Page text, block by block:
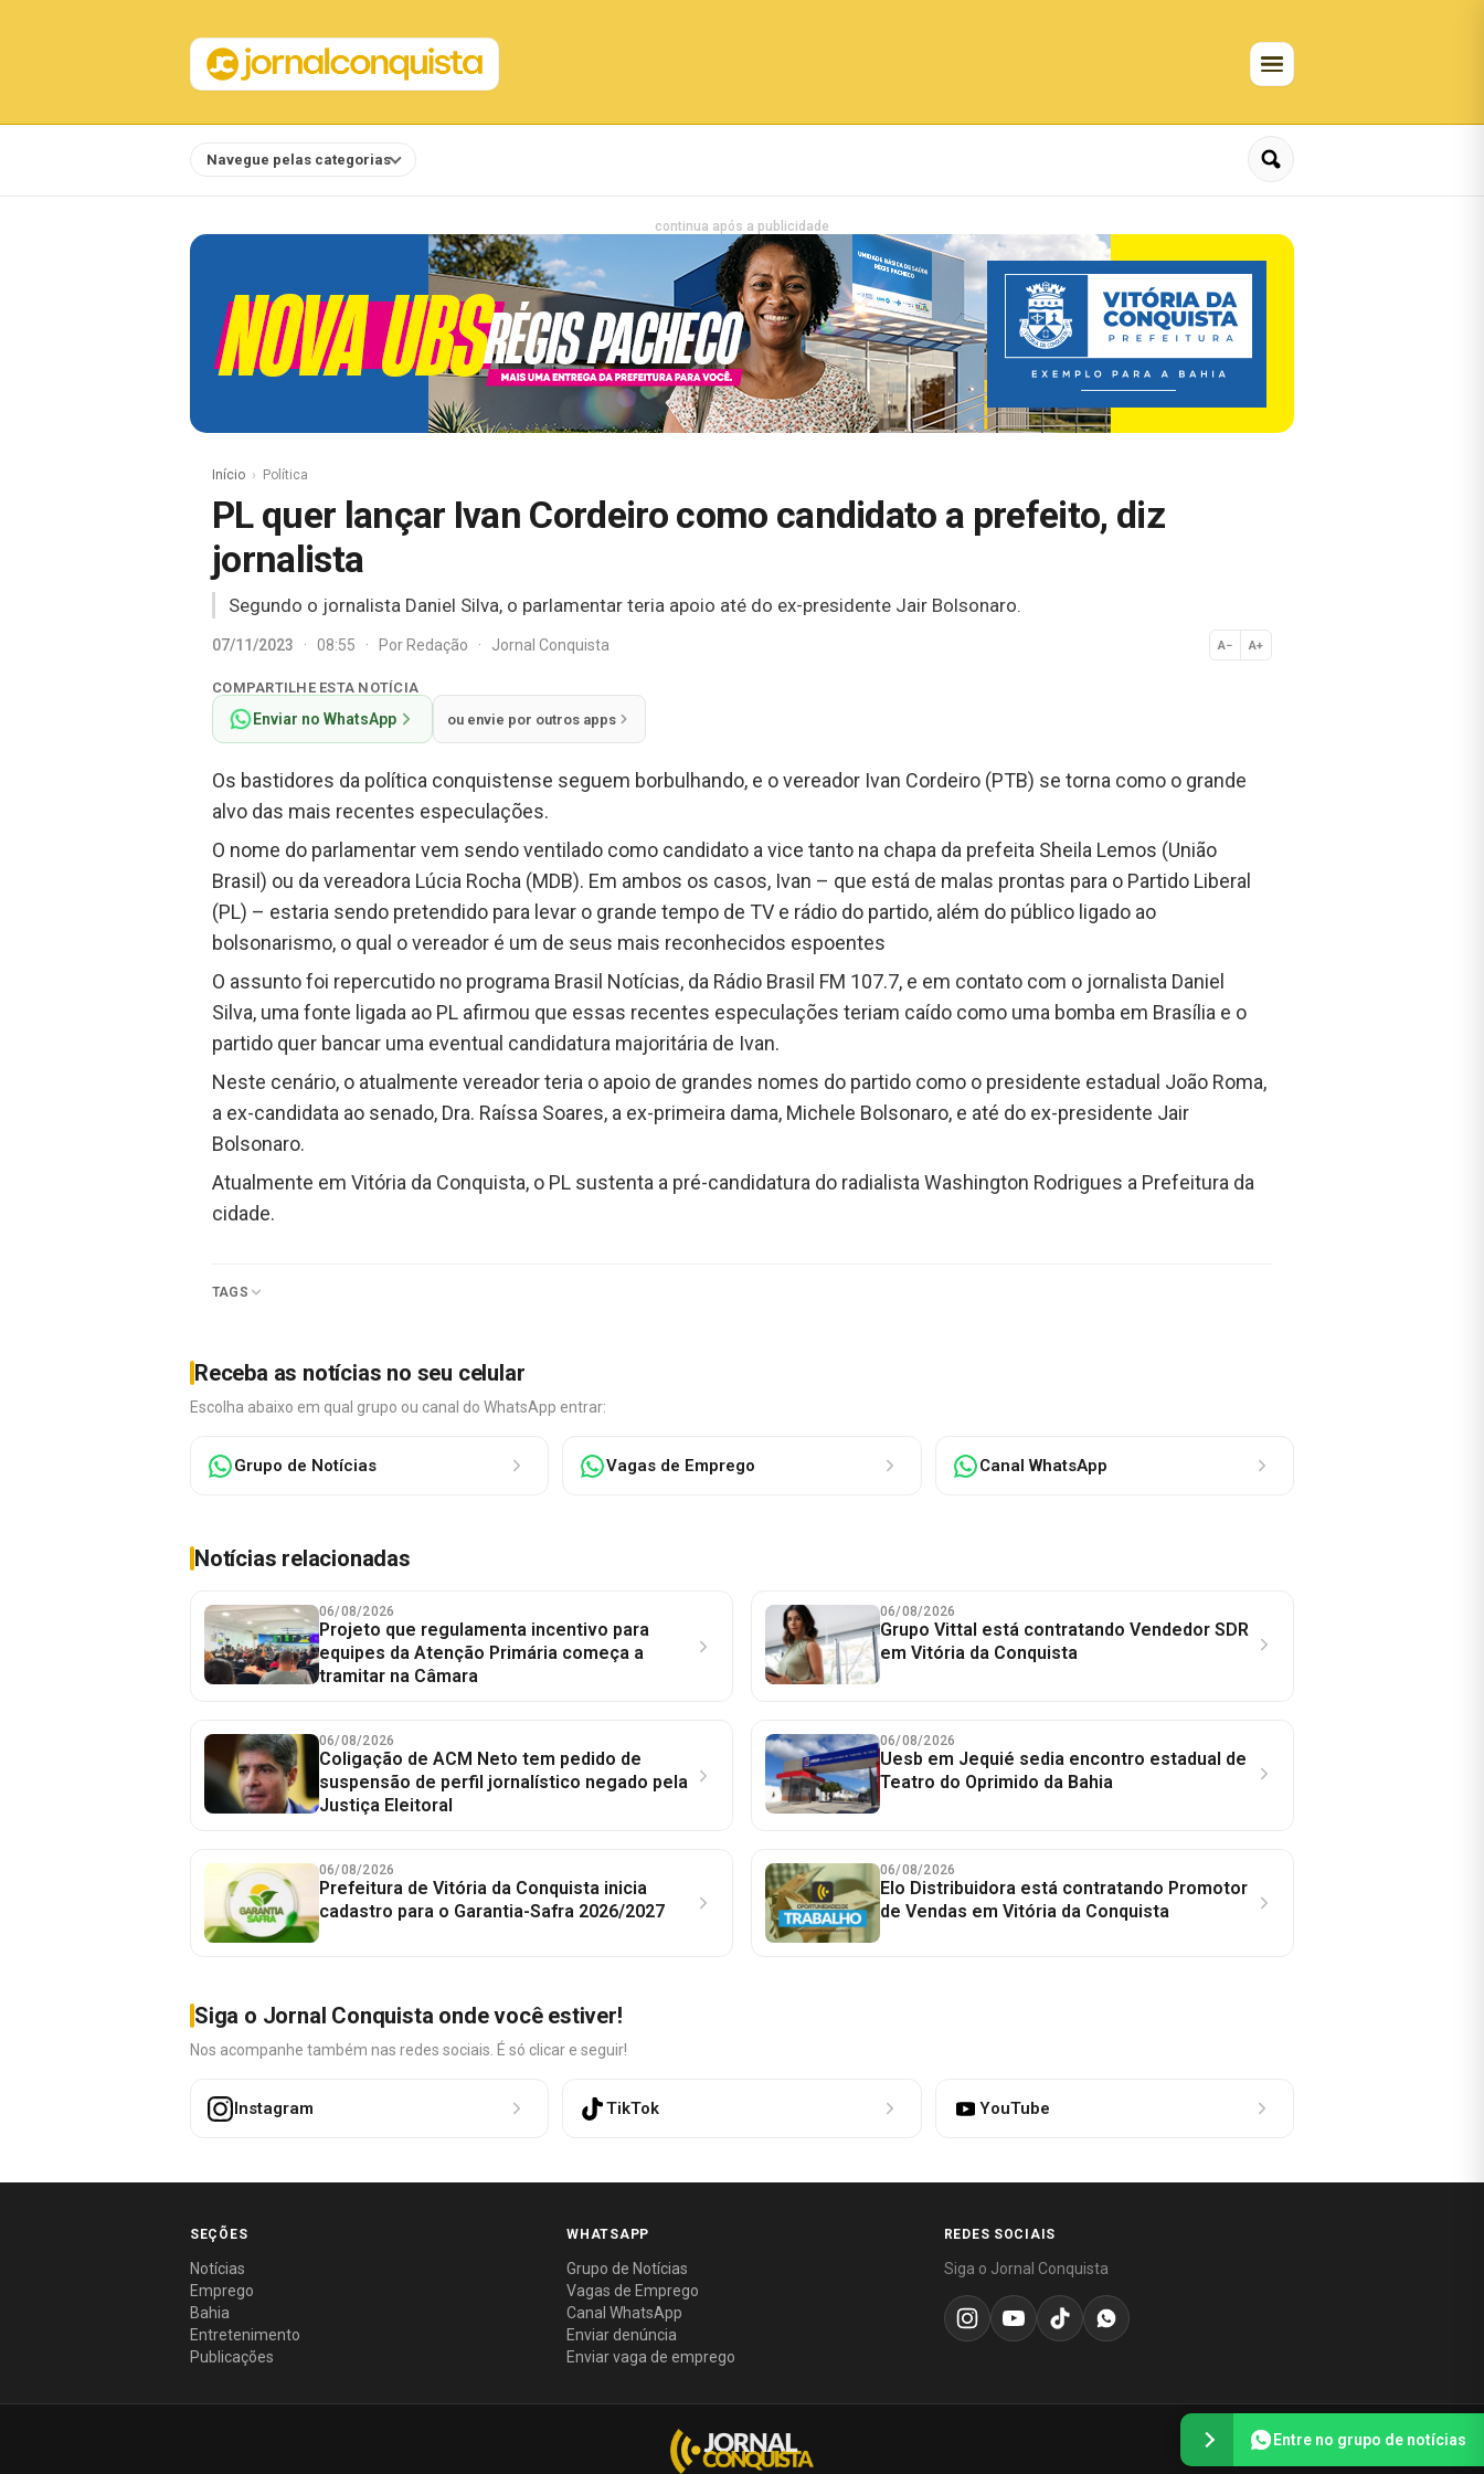
Navegue pelas categorias
continua após a publicidade
Início Política
PL quer lançar Ivan Cordeiro como candidato a prefeito, diz
jornalista
Segundo o jornalista Daniel Silva, o parlamentar teria apoio até do ex-presidente Jair Bolsonaro.
07/11/2023 · 08:55 · PorRedação · Jornal Conquista A− A+
Normal
COMPARTILHE ESTA NOTÍCIA
Enviar no WhatsApp ou envie por outros apps
Os bastidores da política conquistense seguem borbulhando, e o vereador Ivan Cordeiro (PTB) se torna como o grande
alvo das mais recentes especulações.
O nome do parlamentar vem sendo ventilado como candidato a vice tanto na chapa da prefeita Sheila Lemos (União
Brasil) ou da vereadora Lúcia Rocha (MDB). Em ambos os casos, Ivan – que está de malas prontas para o Partido Liberal
(PL) – estaria sendo pretendido para levar o grande tempo de TV e rádio do partido, além do público ligado ao
bolsonarismo, o qual o vereador é um de seus mais reconhecidos espoentes
O assunto foi repercutido no programa Brasil Notícias, da Rádio Brasil FM 107.7, e em contato com o jornalista Daniel
Silva, uma fonte ligada ao PL afirmou que essas recentes especulações teriam caído como uma bomba em Brasília e o
partido quer bancar uma eventual candidatura majoritária de Ivan.
Neste cenário, o atualmente vereador teria o apoio de grandes nomes do partido como o presidente estadual João Roma,
a ex-candidata ao senado, Dra. Raíssa Soares, a ex-primeira dama, Michele Bolsonaro, e até do ex-presidente Jair
Bolsonaro.
Atualmente em Vitória da Conquista, o PL sustenta a pré-candidatura do radialista Washington Rodrigues a Prefeitura da
cidade.
TAGS
Receba as notícias no seu celular
Escolha abaixo em qual grupo ou canal do WhatsApp entrar:
Grupo de Notícias Vagas de Emprego Canal WhatsApp
Notícias relacionadas
06/08/2026
Projeto que regulamenta incentivo para
equipes da Atenção Primária começa a
tramitar na Câmara
06/08/2026
Grupo Vittal está contratando Vendedor SDR
em Vitória da Conquista
06/08/2026
Coligação de ACM Neto tem pedido de
suspensão de perfil jornalístico negado pela
Justiça Eleitoral
06/08/2026
Uesb em Jequié sedia encontro estadual de
Teatro do Oprimido da Bahia
06/08/2026
Prefeitura de Vitória da Conquista inicia
cadastro para o Garantia-Safra 2026/2027
06/08/2026
Elo Distribuidora está contratando Promotor
de Vendas em Vitória da Conquista
Siga o Jornal Conquista onde você estiver!
Nos acompanhe também nas redes sociais. É só clicar e seguir!
Instagram TikTok YouTube
SEÇÕES
Notícias
Emprego
Bahia
Entretenimento
Publicações
WHATSAPP
Grupo de Notícias
Vagas de Emprego
Canal WhatsApp
Enviar denúncia
Enviar vaga de emprego
REDES SOCIAIS
Siga o Jornal Conquista
Entre no grupo de notícias